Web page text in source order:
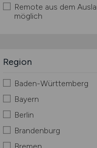
Remote aus dem
möglich
Region
Baden-Württemberg
Bayern
Berlin
Brandenburg